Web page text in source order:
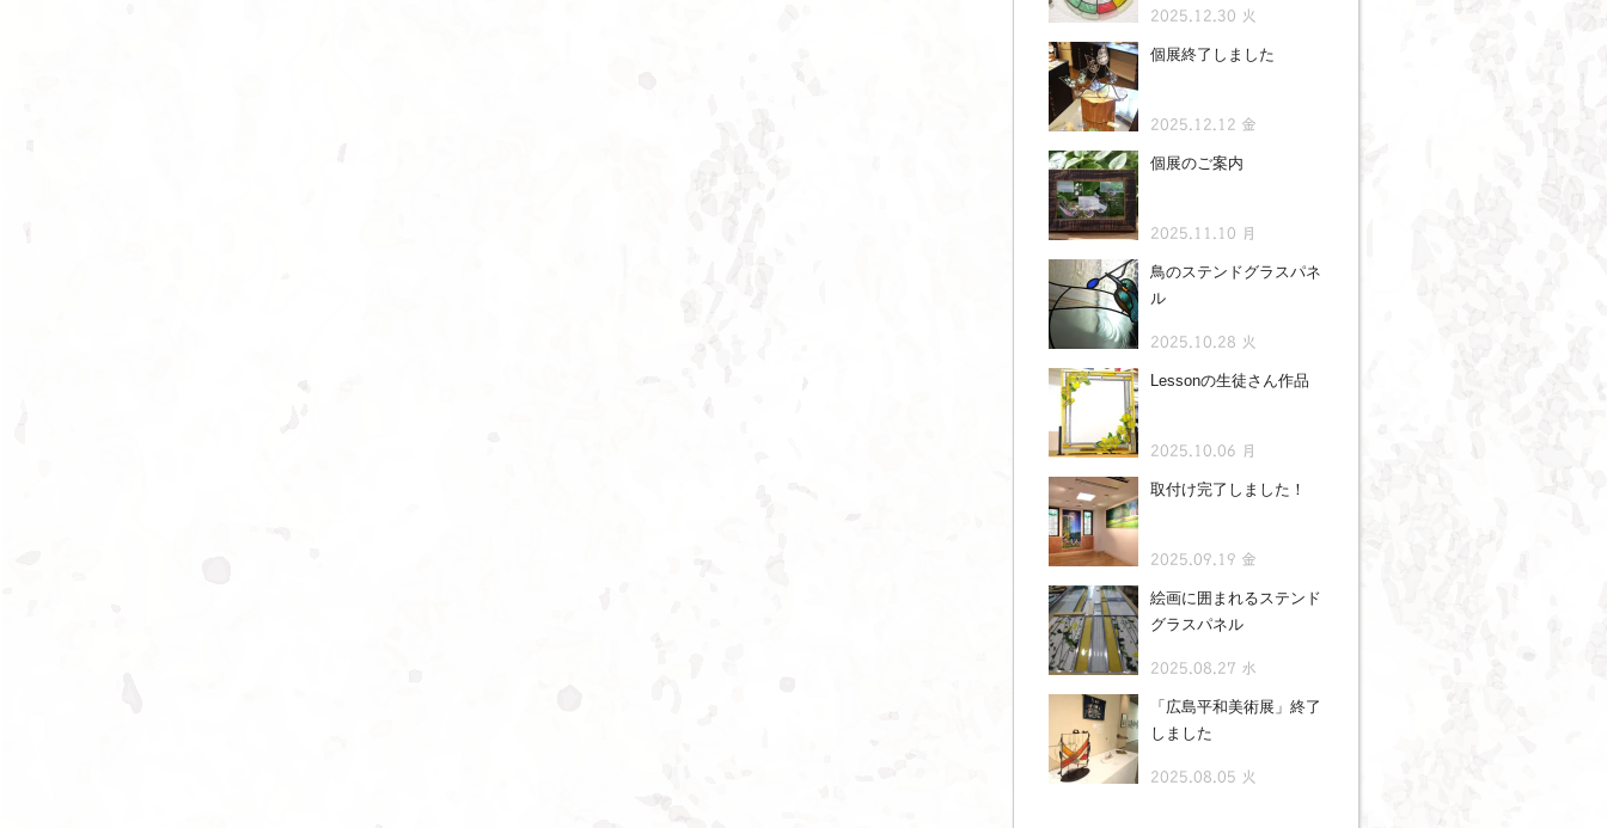
2025.12.30 火
個展終了しました
2025.12.12 金
個展のご案内
2025.11.10 月
鳥のステンドグラスパネ
ル
2025.10.28 火
Lessonの生徒さん作品
2025.10.06 月
取付け完了しました！
2025.09.19 金
絵画に囲まれるステンド
グラスパネル
2025.08.27 水
「広島平和美術展」終了
しました
2025.08.05 火